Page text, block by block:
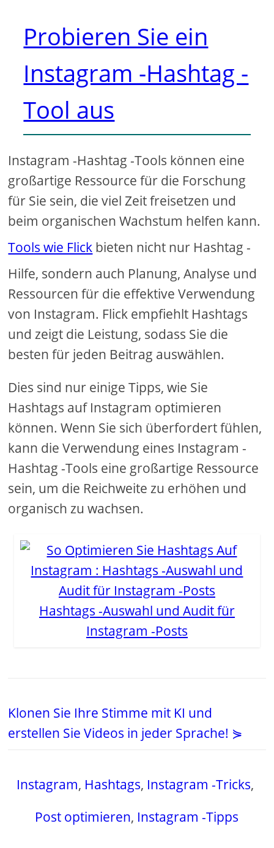
Probieren Sie ein
Instagram -Hashtag -
Tool aus
Instagram -Hashtag -Tools können eine
großartige Ressource für die Forschung
für Sie sein, die viel Zeit freisetzen und
beim organischen Wachstum helfen kann.
Tools wie Flick bieten nicht nur Hashtag -
Hilfe, sondern auch Planung, Analyse und
Ressourcen für die effektive Verwendung
von Instagram. Flick empfiehlt Hashtags
und zeigt die Leistung, sodass Sie die
besten für jeden Beitrag auswählen.
Dies sind nur einige Tipps, wie Sie
Hashtags auf Instagram optimieren
können. Wenn Sie sich überfordert fühlen,
kann die Verwendung eines Instagram -
Hashtag -Tools eine großartige Ressource
sein, um die Reichweite zu erhöhen und
organisch zu wachsen.
Hashtags -Auswahl und Audit für
Instagram -Posts
Klonen Sie Ihre Stimme mit KI und
erstellen Sie Videos in jeder Sprache! ⋟
Instagram, Hashtags, Instagram -Tricks,
Post optimieren, Instagram -Tipps